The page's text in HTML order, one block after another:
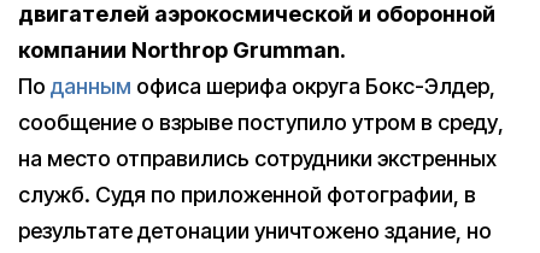
двигателей аэрокосмической и оборонной
компании Northrop Grumman.
По данным офиса шерифа округа Бокс-Элдер,
сообщение о взрыве поступило утром в среду,
на место отправились сотрудники экстренных
служб. Судя по приложенной фотографии, в
результате детонации уничтожено здание, но